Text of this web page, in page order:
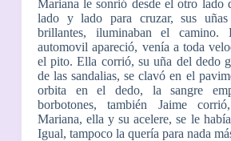
Mariana le sonrió desde el otro lado
lado y lado para cruzar, sus
brillantes, iluminaban el
automovil apareció, venía a toda
el pito. Ella corrió, su uña del dedo
de las sandalias, se clavó en el
orbita en el dedo, la sangre
borbotones, también Jaime
Mariana, ella y su acelere, se le
Igual, tampoco la quería para nada